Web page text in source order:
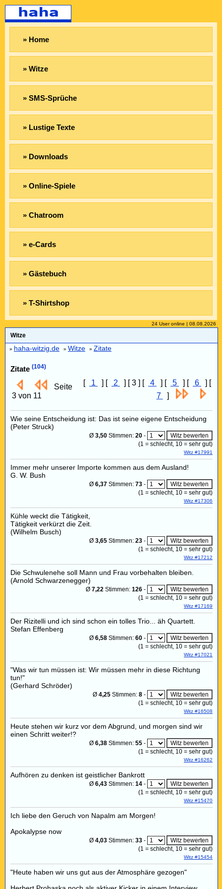
» Home
» Witze
» SMS-Sprüche
» Lustige Texte
» Downloads
» Online-Spiele
» Chatroom
» e-Cards
» Gästebuch
» T-Shirtshop
24 User online | 08.08.2026
Witze
» haha-witzig.de » Witze » Zitate
Zitate (104)
Seite
3 von 11
[ 1 ] [ 2 ] [ 3 ] [ 4 ] [ 5 ] [ 6
] [
7
]
Wie seine Entscheidung ist: Das ist seine eigene Entscheidung
(Peter Struck)
Ø 3,50 Stimmen: 20 -
(1 = schlecht, 10 = sehr gut)
Witz #17991
Immer mehr unserer Importe kommen aus dem Ausland!
G. W. Bush
Ø 6,37 Stimmen: 73 -
(1 = schlecht, 10 = sehr gut)
Witz #17306
Kühle weckt die Tätigkeit,
Tätigkeit verkürzt die Zeit.
(Wilhelm Busch)
Ø 3,65 Stimmen: 23 -
(1 = schlecht, 10 = sehr gut)
Witz #17212
Die Schwulenehe soll Mann und Frau vorbehalten bleiben.
(Arnold Schwarzenegger)
Ø 7,22 Stimmen: 126 -
(1 = schlecht, 10 = sehr gut)
Witz #17169
Der Rizitelli und ich sind schon ein tolles Trio... äh Quartett.
Stefan Effenberg
Ø 6,58 Stimmen: 60 -
(1 = schlecht, 10 = sehr gut)
Witz #17021
"Was wir tun müssen ist: Wir müssen mehr in diese Richtung
tun!"
(Gerhard Schröder)
Ø 4,25 Stimmen: 8 -
(1 = schlecht, 10 = sehr gut)
Witz #16508
Heute stehen wir kurz vor dem Abgrund, und morgen sind wir
einen Schritt weiter!?
Ø 6,38 Stimmen: 55 -
(1 = schlecht, 10 = sehr gut)
Witz #16262
Aufhören zu denken ist geistlicher Bankrott
Ø 6,43 Stimmen: 14 -
(1 = schlecht, 10 = sehr gut)
Witz #15470
Ich liebe den Geruch von Napalm am Morgen!
Apokalypse now
Ø 4,03 Stimmen: 33 -
(1 = schlecht, 10 = sehr gut)
Witz #15454
"Heute haben wir uns gut aus der Atmosphäre gezogen"